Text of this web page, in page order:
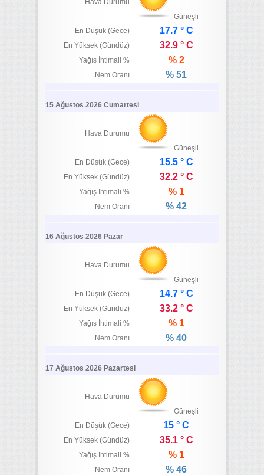
Hava Durumu
Güneşli
En Düşük (Gece)
17.7 ° C
En Yüksek (Gündüz) 32.9 ° C
Yağış İhtimali % % 2
Nem Oranı % 51
15 Ağustos 2026 Cumartesi
Hava Durumu
Güneşli
En Düşük (Gece)
15.5 ° C
En Yüksek (Gündüz) 32.2 ° C
Yağış İhtimali % % 1
Nem Oranı % 42
16 Ağustos 2026 Pazar
Hava Durumu
Güneşli
En Düşük (Gece)
14.7 ° C
En Yüksek (Gündüz) 33.2 ° C
Yağış İhtimali % % 1
Nem Oranı % 40
17 Ağustos 2026 Pazartesi
Hava Durumu
Güneşli
En Düşük (Gece)
15 ° C
En Yüksek (Gündüz) 35.1 ° C
Yağış İhtimali % % 1
Nem Oranı % 46